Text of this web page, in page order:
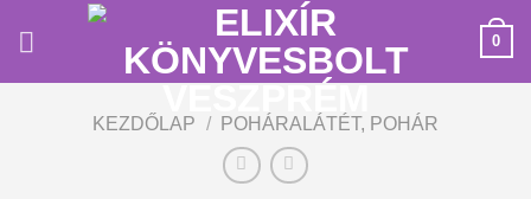
0
KEZDŐLAP / POHÁRALÁTÉT, POHÁR